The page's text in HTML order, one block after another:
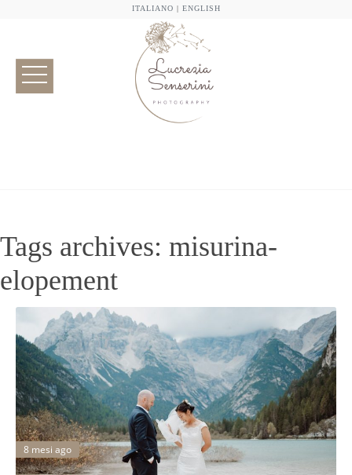
ITALIANO | ENGLISH
Tags archives: misurina-
elopement
8 mesi ago